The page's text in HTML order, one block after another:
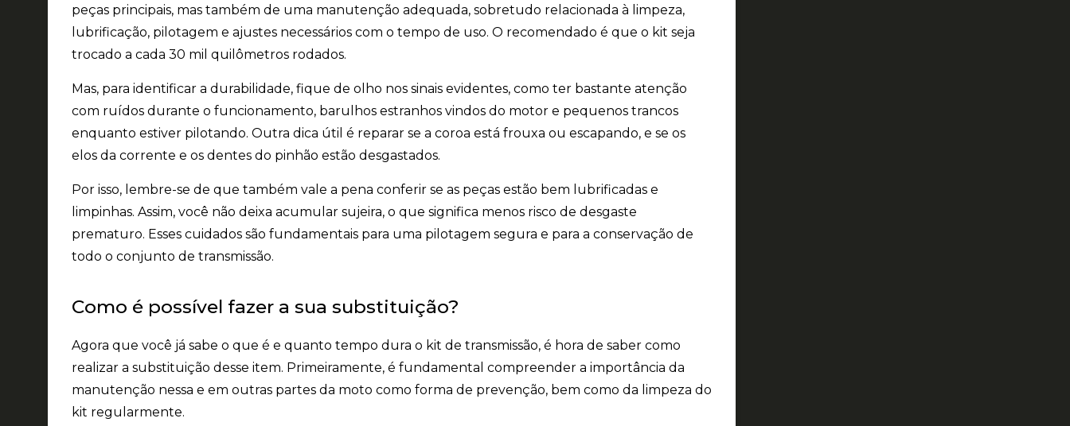
peças principais, mas também de uma manutenção adequada, sobretudo relacionada à limpeza,
lubrificação, pilotagem e ajustes necessários com o tempo de uso. O recomendado é que o kit seja
trocado a cada 30 mil quilômetros rodados.
Mas, para identificar a durabilidade, fique de olho nos sinais evidentes, como ter bastante atenção
com ruídos durante o funcionamento, barulhos estranhos vindos do motor e pequenos trancos
enquanto estiver pilotando. Outra dica útil é reparar se a coroa está frouxa ou escapando, e se os
elos da corrente e os dentes do pinhão estão desgastados.
Por isso, lembre-se de que também vale a pena conferir se as peças estão bem lubrificadas e
limpinhas. Assim, você não deixa acumular sujeira, o que significa menos risco de desgaste
prematuro. Esses cuidados são fundamentais para uma pilotagem segura e para a conservação de
todo o conjunto de transmissão.
Como é possível fazer a sua substituição?
Agora que você já sabe o que é e quanto tempo dura o kit de transmissão, é hora de saber como
realizar a substituição desse item. Primeiramente, é fundamental compreender a importância da
manutenção nessa e em outras partes da moto como forma de prevenção, bem como da limpeza do
kit regularmente.